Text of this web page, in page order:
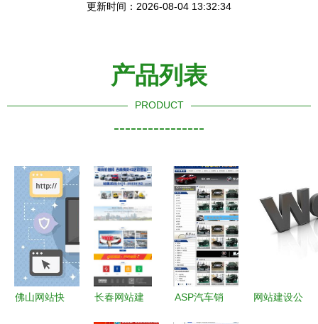
更新时间：2026-08-04 13:32:34
产品列表
PRODUCT
----------------
佛山网站快
长春网站建
ASP汽车销
网站建设公